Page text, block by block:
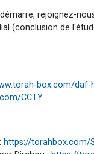
rejoignez-
(conclusion de
box.com/daf-
CCTY
https://torahbox.com/